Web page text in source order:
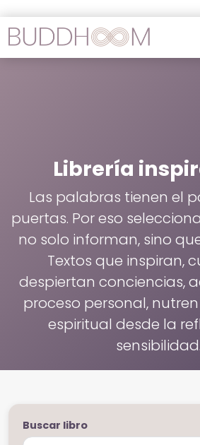
Librería
Las palabras tienen el
puertas. Por eso
no solo informan, sino
Textos que inspiran,
despiertan conciencias,
proceso personal,
espiritual desde la
sensibilidad.
Buscar libro